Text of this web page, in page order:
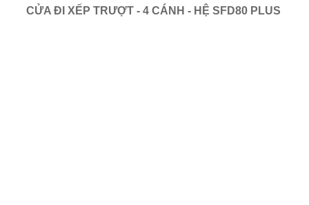
CỬA ĐI XẾP TRƯỢT - 4 CÁNH - HỆ SFD80 PLUS